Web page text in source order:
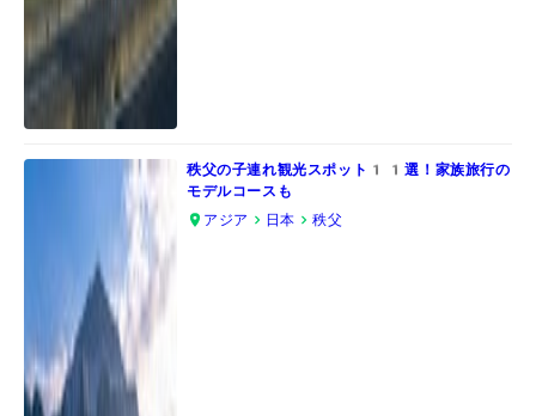
秩父の子連れ観光スポット11選！家族旅行の
モデルコースも
アジア
日本 秩父